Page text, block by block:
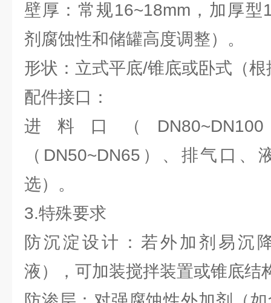
壁厚：常规16~18mm，加厚型
剂腐蚀性和储罐高度调整）。
形状：立式平底/锥底或卧式（
配件接口：
进料口（
（DN50~DN65）、排气口
选）。
3.特殊要求
防沉淀设计：若外加剂易沉
液），可加装搅拌装置或锥底结